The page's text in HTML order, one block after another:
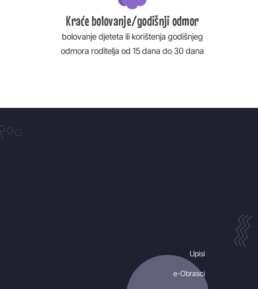
Kraće bolovanje/godišnji odmor
bolovanje djeteta ili korištenja godišnjeg
odmora roditelja od 15 dana do 30 dana
Upisi
e-Obrasci